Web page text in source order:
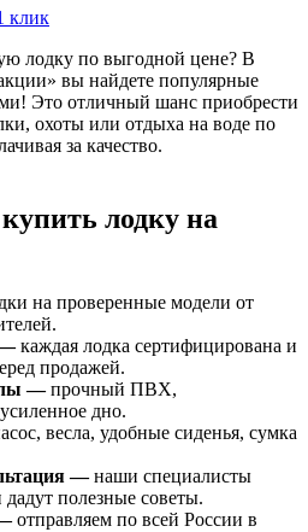
клик
лодку по выгодной цене? В
вы найдете популярные
Это отличный шанс приобрести
охоты или отдыха на воде по
за качество.
лодку на
на проверенные модели от
—каждая лодка сертифицирована и
продажей.
—прочный ПВХ,
дно.
весла, удобные сиденья, сумка
—наши специалисты
полезные советы.
отправляем по всей России в